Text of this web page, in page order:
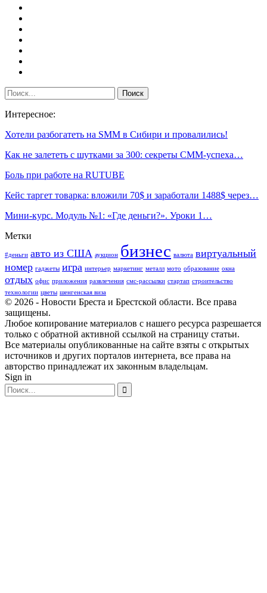
Интересное:
Хотели разбогатеть на SMM в Сибири и провалились!
Как не залететь с шутками за 300: секреты СММ-успеха…
Боль при работе на RUTUBE
Кейс таргет товарка: вложили 70$ и заработали 1488$ через…
Мини-курс. Модуль №1: «Где деньги?». Уроки 1…
Метки
#деньги авто из США аукцион бизнес валюта виртуальный
номер гаджеты игра интерьер маркетинг металл мото образование окна
отдых офис приложения развлечения смс-рассылки стартап строительство
технологии цветы шенгенская виза
© 2026 - Новости Бреста и Брестской области. Все права
защищены.
Любое копирование материалов с нашего ресурса разрешается
только с обратной активной ссылкой на страницу статьи.
Все материалы опубликованные на сайте взяты с открытых
источников и других порталов интернета, все права на
авторство принадлежат их законным владельцам.
Sign in